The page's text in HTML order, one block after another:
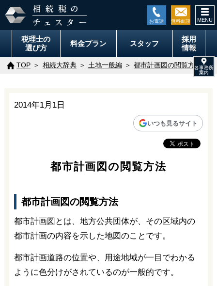
税理士の
選び方
料金プラン スタッフ
採用
情報
TOP 相続大辞典 土地一般編 都市計画図の閲覧方法
2014年1月1日
いつも見るサイト
都市計画図の閲覧方法
都市計画図の閲覧方法
都市計画図とは、地方公共団体が、その区域内の
都市計画の内容を示した地図のことです。
都市計画道路の位置や、用途地域が一目でわかる
ように色分けがされているのが一般的です。